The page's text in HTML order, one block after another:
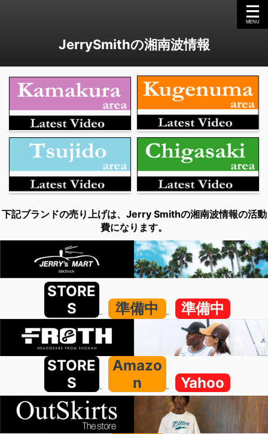
JerrySmithの湘南波情報
下記ブランドの売り上げは、Jerry Smithの湘南波情報の活動
費になります。
STORE
S
準備中 準備中
STORE
S
Amazo
n
Yahoo